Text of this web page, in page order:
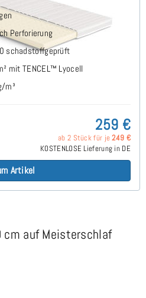
Perforierung
schadstoffgeprüft
mit TENCEL™ Lyocell
m³
259 €
ab 2 Stück für je249 €
KOSTENLOSE Lieferung in DE
Artikel
cm auf Meisterschlaf